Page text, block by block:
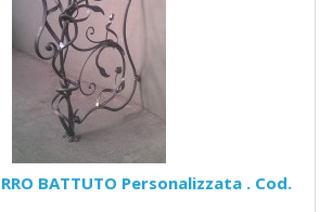
BATTUTO Personalizzata . Cod.